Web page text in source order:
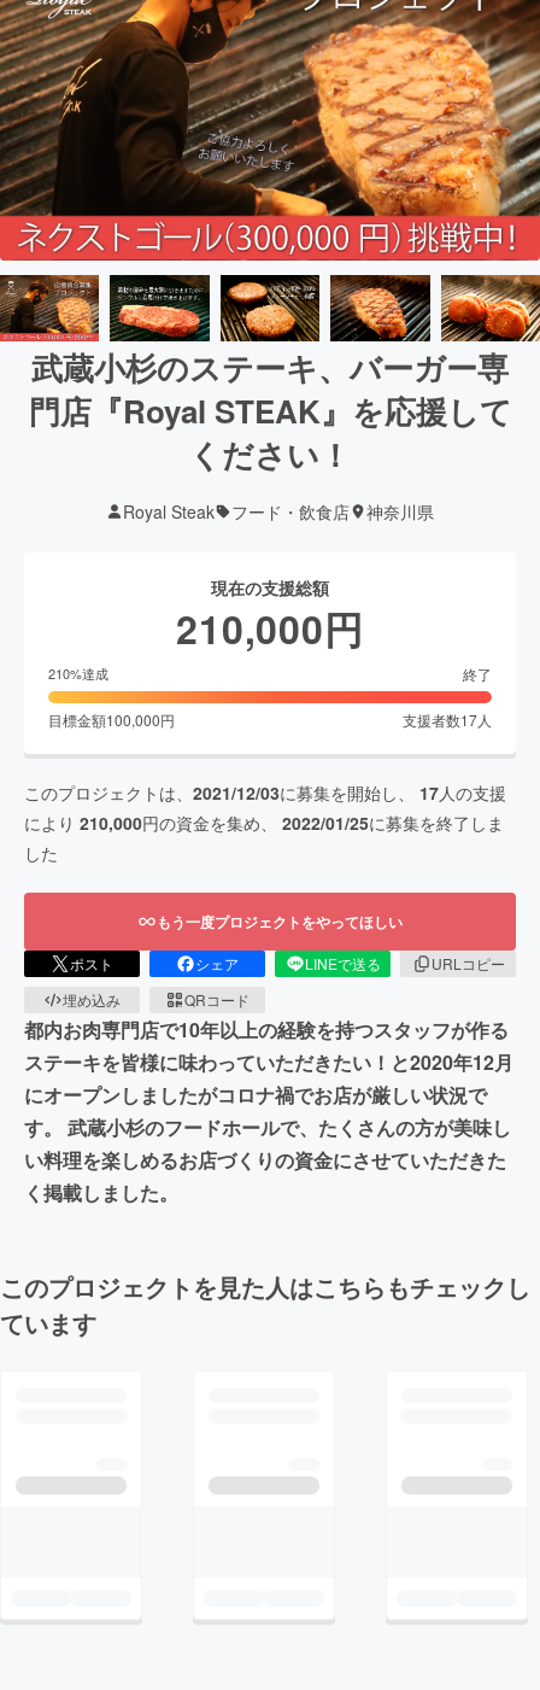
武蔵小杉のステーキ、バーガー専
門店『Royal STEAK』を応援して
ください！
Royal Steak フード・飲食店 神奈川県
現在の支援総額
210,000円
210%達成 終了
目標金額100,000円 支援者数17人
このプロジェクトは、 2021/12/03に募集を開始し、 17人の支援
により 210,000円の資金を集め、 2022/01/25に募集を終了しま
した
もう一度プロジェクトをやってほしい
ポスト シェア LINEで送る
URLコピー
埋め込み
QRコード
都内お肉専門店で10年以上の経験を持つスタッフが作る
ステーキを皆様に味わっていただきたい！と2020年12月
にオープンしましたがコロナ禍でお店が厳しい状況で
す。 武蔵小杉のフードホールで、たくさんの方が美味し
い料理を楽しめるお店づくりの資金にさせていただきた
く掲載しました。
このプロジェクトを見た人はこちらもチェックし
ています